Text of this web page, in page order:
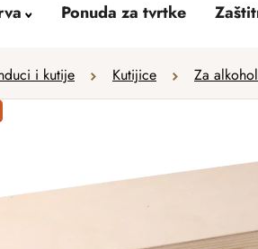
Ponuda za tvrtke
i kutije Kutijice Za alkohol